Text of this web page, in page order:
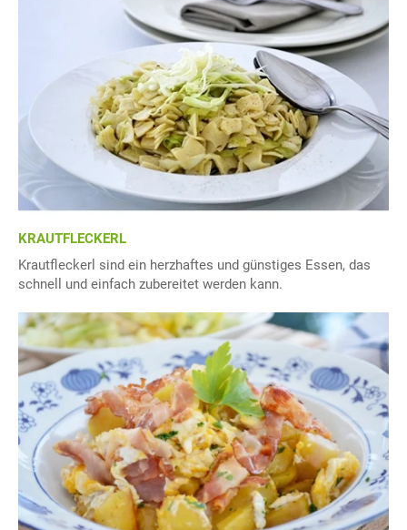
KRAUTFLECKERL
Krautfleckerl sind ein herzhaftes und günstiges Essen, das
schnell und einfach zubereitet werden kann.